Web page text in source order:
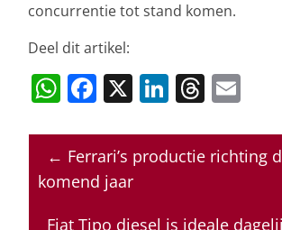
concurrentie tot stand komen.
Deel dit artikel:
W
at
s
F
c
e
b
X Li
k
e
T
re
a
ai
l
← Ferrari’s productie richting
komend jaar
Fiat Tipo diesel is ideale